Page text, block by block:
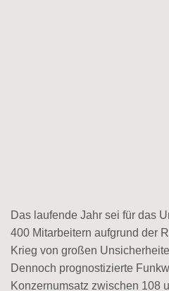
Das laufende Jahr sei für das
400 Mitarbeitern aufgrund der
Krieg von großen
Dennoch prognostizierte
Konzernumsatz zwischen 108